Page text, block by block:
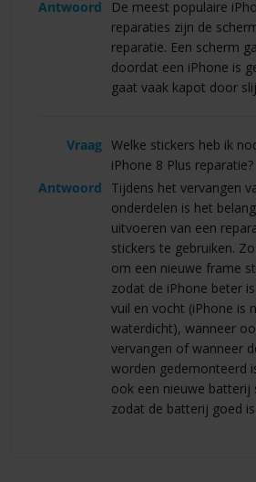
Antwoord
De meest populaire
reparaties zijn de
reparatie. Een scherm
doordat een iPhone is
gaat vaak kapot door
Vraag Welke stickers heb ik
iPhone 8 Plus reparatie?
Antwoord
Tijdens het vervangen
onderdelen is het
uitvoeren van een
stickers te gebruiken.
om een nieuwe frame
zodat de iPhone beter
vuil en vocht (iPhone is
waterdicht), wanneer
vervangen of wanneer
worden gedemonteerd
ook een nieuwe batterij
zodat de batterij goed